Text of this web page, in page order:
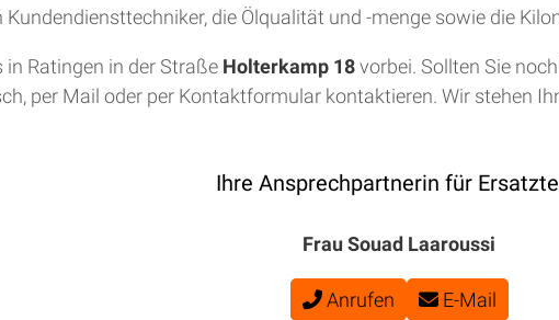
Kundendiensttechniker, die Ölqualität und -menge sowie die
in Ratingen in der Straße Holterkamp 18vorbei. Sollten Sie
per Mail oder per Kontaktformular kontaktieren. Wir stehen
Ihre Ansprechpartnerin für
Frau Souad Laaroussi
Anrufen E-Mail